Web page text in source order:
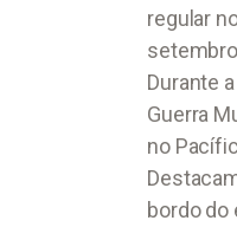
regular
Durante
Guerra
no
bordo do